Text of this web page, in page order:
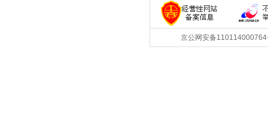
京公网安备